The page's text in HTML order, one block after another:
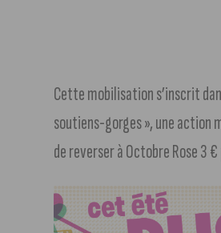
Cette mobilisation s’inscrit
soutiens-gorges », une action
de reverser à Octobre Rose 3